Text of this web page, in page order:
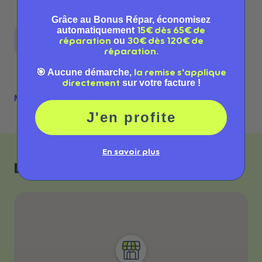
Adresse
Zone commerciale Interval, 1 Chem. de la
Brassière, 26240 Saint-Vallier, France
26240Saint-Vallier
Modifier les informations
Localisation
Grâce au Bonus Répar, économisez
automatiquement 15€ dès 65€ de
réparation ou 30€ dès 120€ de
réparation.
🎯 Aucune démarche, la remise s'applique
directement sur votre facture !
J'en profite
En savoir plus